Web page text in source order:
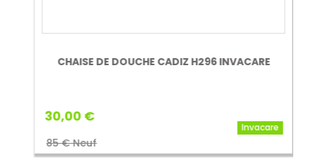
CHAISE DE DOUCHE CADIZ H296 INVACARE
30,00 €
85 € Neuf
Invacare